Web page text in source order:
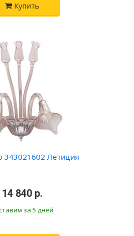
Купить
343021602 Летиция
14 840 р.
за 5 дней